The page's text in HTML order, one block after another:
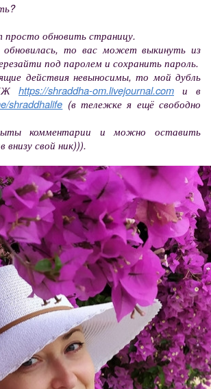
просто обновить страницу.
то вас может выкинуть из
под паролем и сохранить пароль.
действия невыносимы, то мой дубль
https://shraddha-om.livejournal.com и в
shraddhalife (в тележке я ещё свободно
комментарии и можно оставить
внизу свой ник))).